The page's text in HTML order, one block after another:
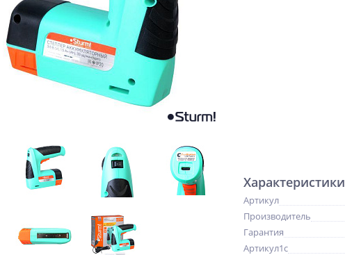
Характеристики
Артикул
Производитель
Гарантия
Артикул1c